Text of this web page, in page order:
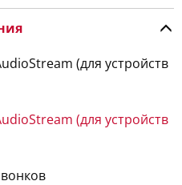
(для устройств
(для устройств